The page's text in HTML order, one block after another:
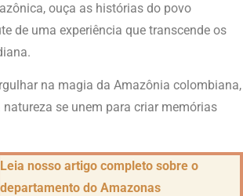
ouça as histórias do povo
de uma experiência que transcende os
na magia da Amazônia colombiana,
natureza se unem para criar memórias
Leia nosso artigo completo sobre o
departamento do Amazonas